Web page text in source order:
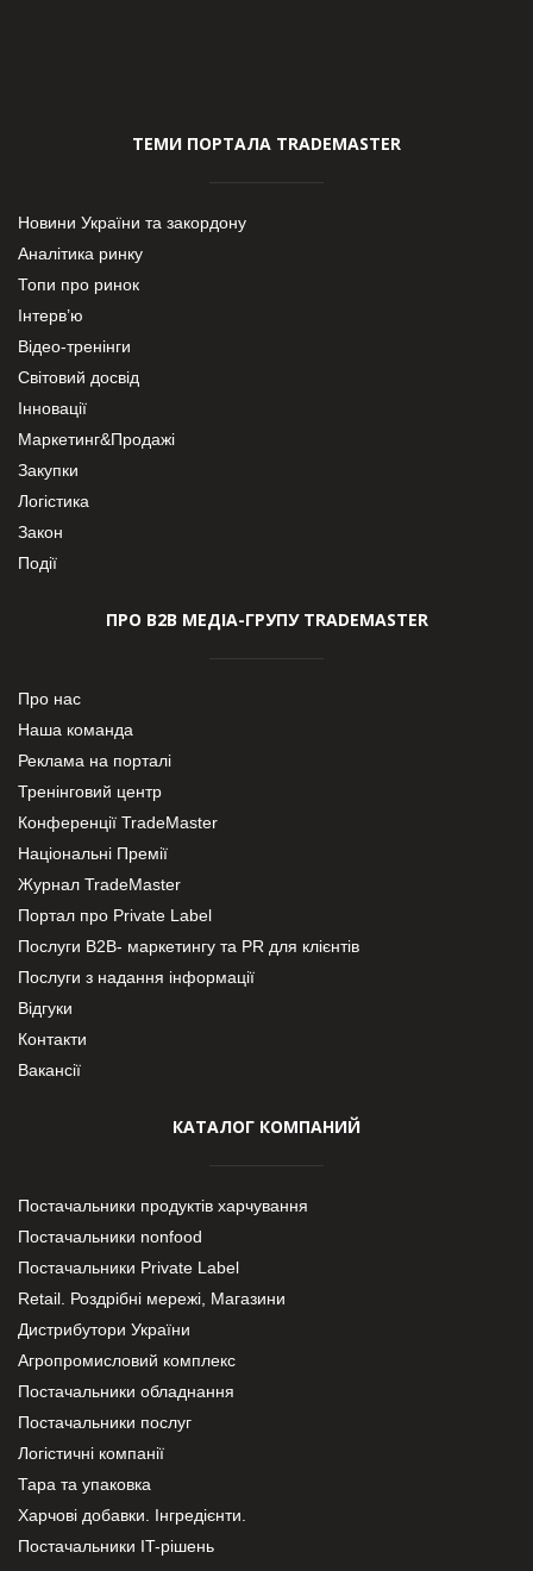
ТЕМИ ПОРТАЛА TRADEMASTER
Новини України та закордону
Аналітика ринку
Топи про ринок
Інтерв’ю
Відео-тренінги
Світовий досвід
Інновації
Маркетинг&Продажі
Закупки
Логістика
Закон
Події
ПРО В2В МЕДІА-ГРУПУ TRADEMASTER
Про нас
Наша команда
Реклама на порталі
Тренінговий центр
Конференції TradeMaster
Національні Премії
Журнал TradeMaster
Портал про Private Label
Послуги В2В- маркетингу та PR для клієнтів
Послуги з надання інформації
Відгуки
Контакти
Вакансії
КАТАЛОГ КОМПАНИЙ
Постачальники продуктів харчування
Постачальники nonfood
Постачальники Private Label
Retail. Роздрібні мережі, Магазини
Дистрибутори України
Агропромисловий комплекс
Постачальники обладнання
Постачальники послуг
Логістичні компанії
Тара та упаковка
Харчові добавки. Інгредієнти.
Постачальники IT-рішень